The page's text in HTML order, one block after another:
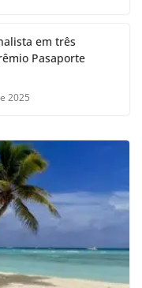
em três
Pasaporte
2025